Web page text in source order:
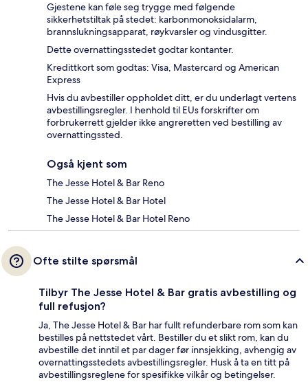
Gjestene kan føle seg trygge med følgende
sikkerhetstiltak på stedet: karbonmonoksidalarm,
brannslukningsapparat, røykvarsler og vindusgitter.
Dette overnattingsstedet godtar kontanter.
Kredittkort som godtas: Visa, Mastercard og American
Express
Hvis du avbestiller oppholdet ditt, er du underlagt vertens
avbestillingsregler. I henhold til EUs forskrifter om
forbrukerrett gjelder ikke angreretten ved bestilling av
overnattingssted.
Også kjent som
The Jesse Hotel & Bar Reno
The Jesse Hotel & Bar Hotel
The Jesse Hotel & Bar Hotel Reno
Ofte stilte spørsmål
Tilbyr The Jesse Hotel & Bar gratis avbestilling og
full refusjon?
Ja, The Jesse Hotel & Bar har fullt refunderbare rom som kan
bestilles på nettstedet vårt. Bestiller du et slikt rom, kan du
avbestille det inntil et par dager før innsjekking, avhengig av
overnattingsstedets avbestillingsregler. Husk å ta en titt på
avbestillingsreglene for spesifikke vilkår og betingelser.